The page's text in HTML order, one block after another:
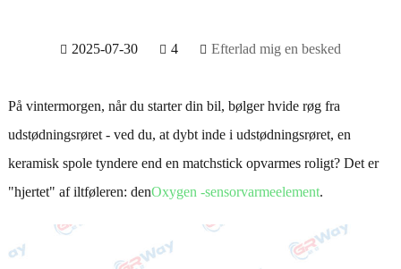
2025-07-30 4 Efterlad mig en besked
På vintermorgen, når du starter din bil, bølger hvide røg fra
udstødningsrøret - ved du, at dybt inde i udstødningsrøret, en
keramisk spole tyndere end en matchstick opvarmes roligt? Det er
"hjertet" af iltføleren: denOxygen -sensorvarmeelement.